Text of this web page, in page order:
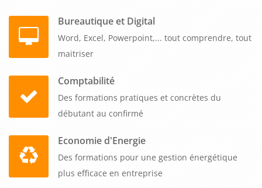
Bureautique et Digital
Word, Excel, Powerpoint,... tout comprendre, tout
maitriser
Comptabilité
Des formations pratiques et concrètes du
débutant au confirmé
Economie d'Energie
Des formations pour une gestion énergétique
plus efficace en entreprise